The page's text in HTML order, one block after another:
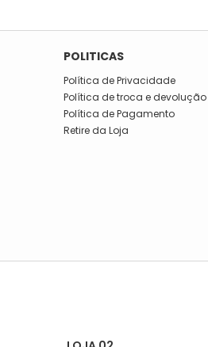
POLITICAS
Política de Privacidade
Política de troca e devolução
Política de Pagamento
Retire da Loja